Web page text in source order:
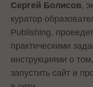
Сергей Болисов,
куратор
Publishing,
практическими
инструкциями о
запустить сайт и